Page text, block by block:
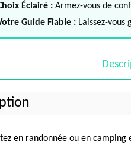
Éclairé : Armez-vous de
Guide Fiable : Laissez-
en randonnée ou en